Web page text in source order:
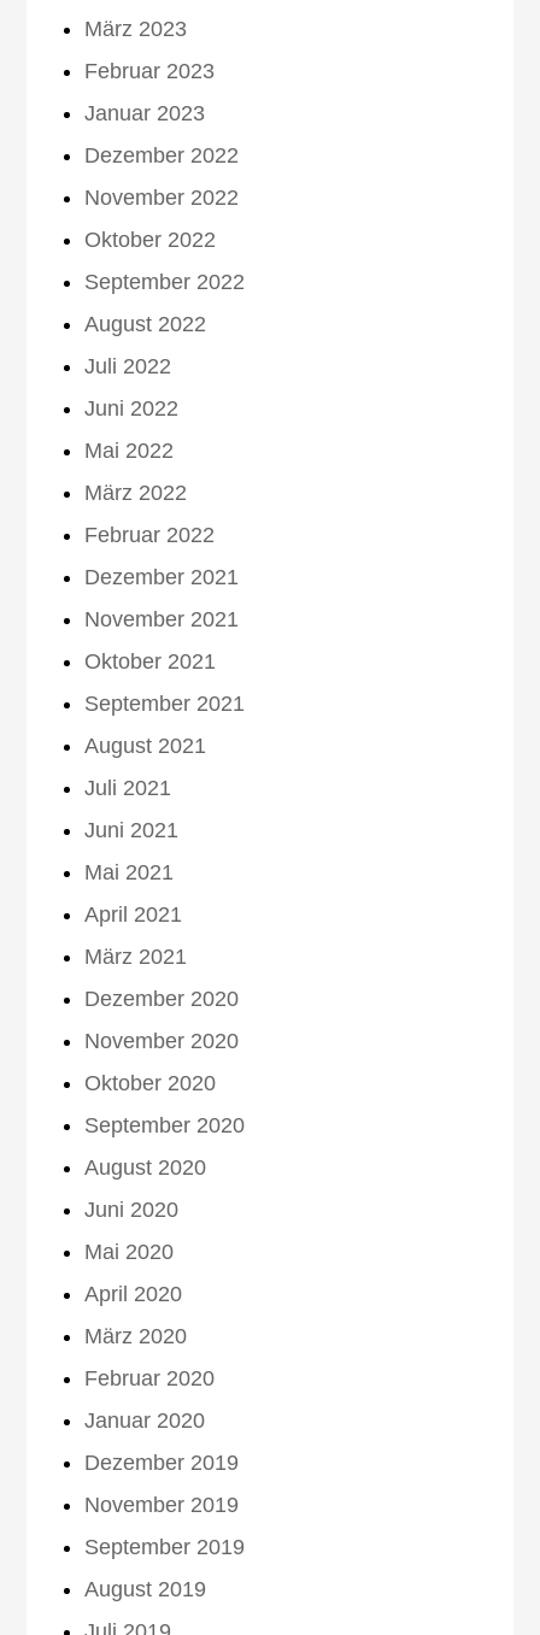
März 2023
Februar 2023
Januar 2023
Dezember 2022
November 2022
Oktober 2022
September 2022
August 2022
Juli 2022
Juni 2022
Mai 2022
März 2022
Februar 2022
Dezember 2021
November 2021
Oktober 2021
September 2021
August 2021
Juli 2021
Juni 2021
Mai 2021
April 2021
März 2021
Dezember 2020
November 2020
Oktober 2020
September 2020
August 2020
Juni 2020
Mai 2020
April 2020
März 2020
Februar 2020
Januar 2020
Dezember 2019
November 2019
September 2019
August 2019